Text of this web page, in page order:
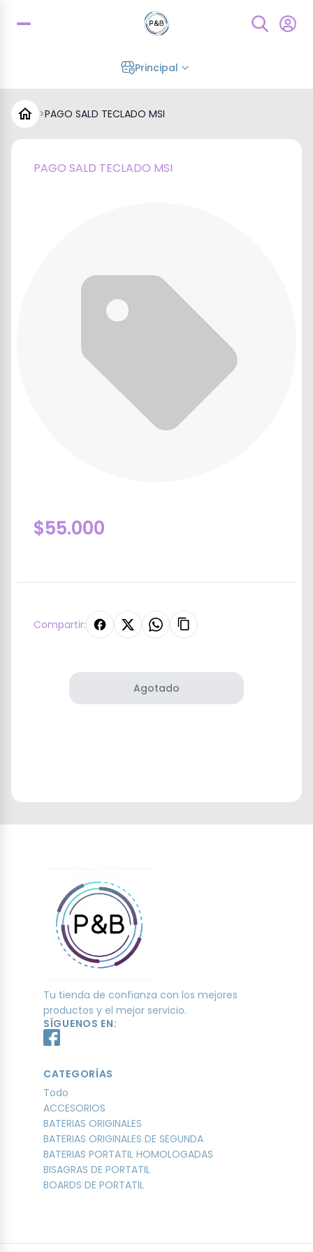
Principal
>PAGO SALD TECLADO MSI
PAGO SALD TECLADO MSI
$55.000
Compartir:
Agotado
Tu tienda de confianza con los mejores
productos y el mejor servicio.
SÍGUENOS EN:
CATEGORÍAS
Todo
ACCESORIOS
BATERIAS ORIGINALES
BATERIAS ORIGINALES DE SEGUNDA
BATERIAS PORTATIL HOMOLOGADAS
BISAGRAS DE PORTATIL
BOARDS DE PORTATIL